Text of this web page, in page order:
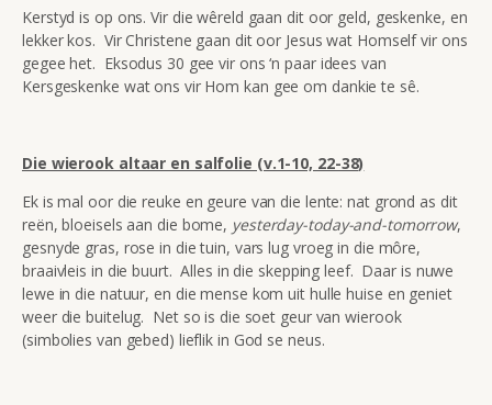
Kerstyd is op ons. Vir die wêreld gaan dit oor geld, geskenke, en
lekker kos. Vir Christene gaan dit oor Jesus wat Homself vir ons
gegee het. Eksodus 30 gee vir ons ‘n paar idees van
Kersgeskenke wat ons vir Hom kan gee om dankie te sê.
Die wierook altaar en salfolie (v.1-10, 22-38)
Ek is mal oor die reuke en geure van die lente: nat grond as dit
reën, bloeisels aan die bome, yesterday-today-and-tomorrow,
gesnyde gras, rose in die tuin, vars lug vroeg in die môre,
braaivleis in die buurt. Alles in die skepping leef. Daar is nuwe
lewe in die natuur, en die mense kom uit hulle huise en geniet
weer die buitelug. Net so is die soet geur van wierook
(simbolies van gebed) lieflik in God se neus.